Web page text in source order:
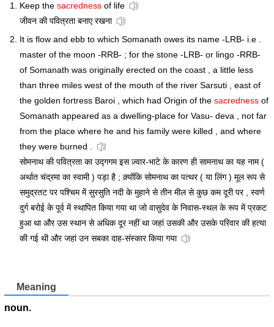
Keep the sacredness of life
जीवन की पवित्रता बनाए रखना
It is flow and ebb to which Somanath owes its name -LRB- i.e .
master of the moon -RRB- ; for the stone -LRB- or lingo -RRB-
of Somanath was originally erected on the coast , a little less
than three miles west of the mouth of the river Sarsuti , east of
the golden fortress Baroi , which had Origin of the sacredness of
Somanath appeared as a dwelling-place for Vasu- deva , not far
from the place where he and his family were killed , and where
they were burned .
सोमनाथ की पवित्रता का उद्गगम इस ज़्वार-भाटे के कारण ही सामनाथ का यह नाम (
अर्थात चंद्रमा का स्वामी ) पड़ा है ; क़्योंकि सोमनाथ का पत्थर ( या लिंग ) मूल रूप से
समुद्रतट पर पश्चिम में सुरसुति नदी के मुहाने से तीन मील से कुछ कम दूरी पर , स्वर्ण
दुर्ग बरोई के पूर्व में स्थापित किया गया था जो वासुदेव के निवास-स्थल के रूप में प्रकट
हुआ था और उस स्थान से अधिक दूर नहीं था जहां उसकी और उसके परिवार की हत्या
की गई थी और जहां उन सबका दाह-संस्कार किया गया
Meaning
noun.